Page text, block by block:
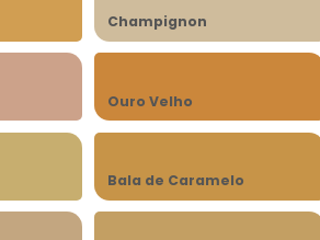
Champignon
Ouro Velho
Bala de Caramelo